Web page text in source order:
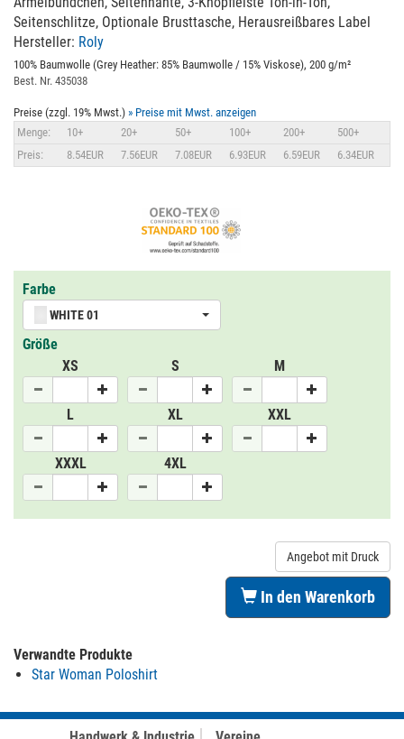
Seitenschlitze, Optionale Brusttasche, Herausreißbares Label
Hersteller: Roly
100% Baumwolle (Grey Heather: 85% Baumwolle / 15% Viskose), 200 g/m²
Best. Nr. 435038
Preise (zzgl. 19% Mwst.) » Preise mit Mwst. anzeigen
Menge:
10+ 20+ 50+ 100+ 200+
500+
Preis:
8.54EUR 7.56EUR 7.08EUR 6.93EUR 6.59EUR 6.34EUR
Farbe
WHITE 01
Größe
XS
S M
L XL XXL
XXXL 4XL
Angebot mit Druck
In den Warenkorb
Verwandte Produkte
Star Woman Poloshirt